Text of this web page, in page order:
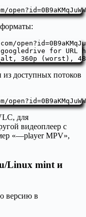
for URL
360p (worst),
из доступных потоков
для
видеоплеер с
«—player MPV»,
Linux mint и
версию в